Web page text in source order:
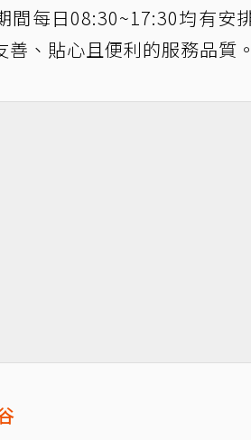
間每日08:30~17:30均有安
、貼心且便利的服務品質。